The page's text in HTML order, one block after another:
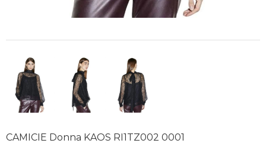
CAMICIE Donna KAOS RI1TZ002 0001